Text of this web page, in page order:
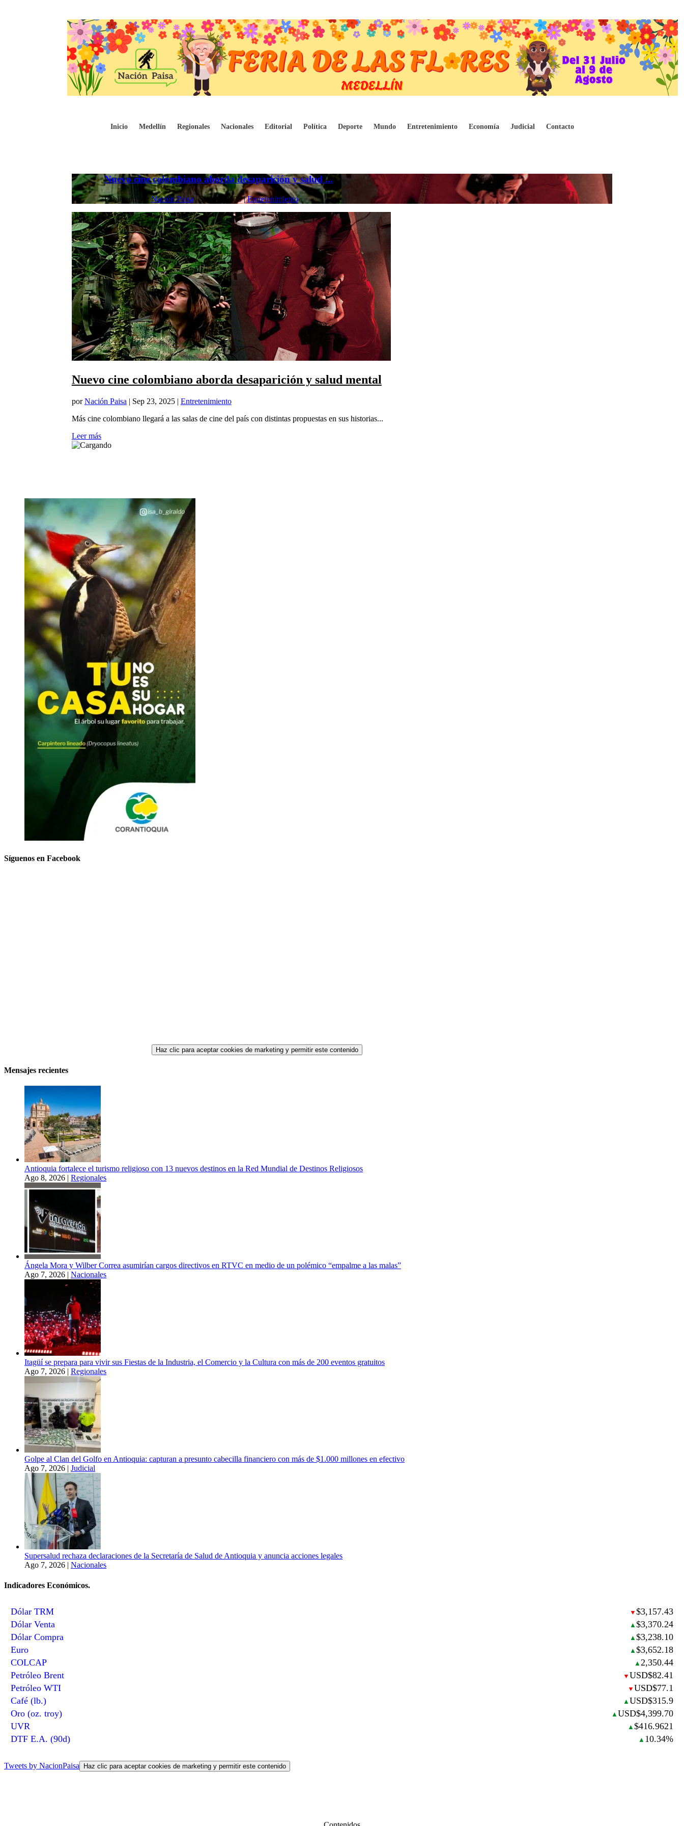
Inicio Medellín Regionales Nacionales Editorial Política Deporte Mundo Entretenimiento Economía Judicial Contacto
Nuevo cine colombiano aborda desaparición y salud ...
Publicado porNación Paisa|Sep 23, 2025|Entretenimiento
Nuevo cine colombiano aborda desaparición y salud mental
porNación Paisa | Sep 23, 2025| Entretenimiento
Más cine colombiano llegará a las salas de cine del país con distintas propuestas en sus historias...
Leer más
Síguenos en Facebook
Haz clic para aceptar cookies de marketing y permitir este contenido
Mensajes recientes
Antioquia fortalece el turismo religioso con 13 nuevos destinos en la Red Mundial de Destinos Religiosos
Ago 8, 2026 | Regionales
Ángela Mora y Wilber Correa asumirían cargos directivos en RTVC en medio de un polémico “empalme a las malas”
Ago 7, 2026 | Nacionales
Itagüí se prepara para vivir sus Fiestas de la Industria, el Comercio y la Cultura con más de 200 eventos gratuitos
Ago 7, 2026 | Regionales
Golpe al Clan del Golfo en Antioquia: capturan a presunto cabecilla financiero con más de $1.000 millones en efectivo
Ago 7, 2026 | Judicial
Supersalud rechaza declaraciones de la Secretaría de Salud de Antioquia y anuncia acciones legales
Ago 7, 2026 | Nacionales
Indicadores Económicos.
Dólar TRM ▼ $3,157.43
Dólar Venta
▲ $3,370.24
Dólar Compra
▲ $3,238.10
Euro
▲ $3,652.18
COLCAP
▲ 2,350.44
Petróleo Brent
▼ USD$82.41
Petróleo WTI
▼ USD$77.1
Café (lb.)
▲ USD$315.9
Oro (oz. troy)
▲ USD$4,399.70
UVR
▲ $416.9621
DTF E.A. (90d)
▲ 10.34%
Tweets by NacionPaisa Haz clic para aceptar cookies de marketing y permitir este contenido